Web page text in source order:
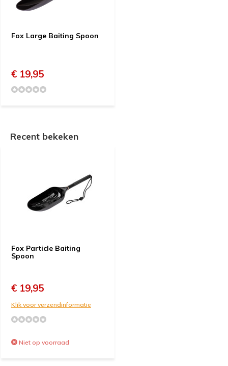
Fox Large Baiting Spoon
€ 19,95
Recent bekeken
Fox Particle Baiting
Spoon
€ 19,95
Klik voor verzendinformatie
Niet op voorraad